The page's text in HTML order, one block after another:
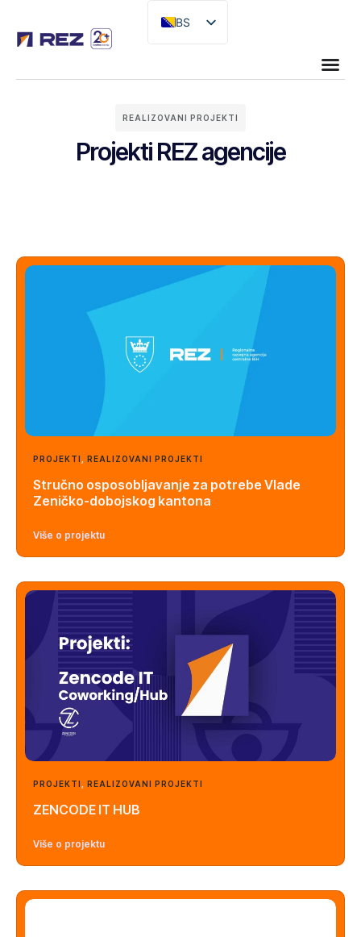
BS
EN
REALIZOVANI PROJEKTI
Projekti REZ agencije
PROJEKTI REALIZOVANI PROJEKTI
Stručno osposobljavanje za potrebe Vlade
Zeničko-dobojskog kantona
Više o projektu
PROJEKTI , REALIZOVANI PROJEKTI
ZENCODE IT HUB
Više o projektu